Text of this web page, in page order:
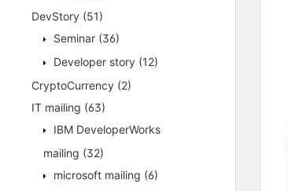
DevStory (51)
Seminar (36)
Developer story (12)
CryptoCurrency (2)
IT mailing (63)
IBM DeveloperWorks
mailing (32)
microsoft mailing (6)